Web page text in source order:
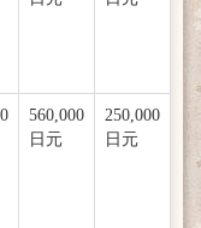
560,000
日元
250,000
日元